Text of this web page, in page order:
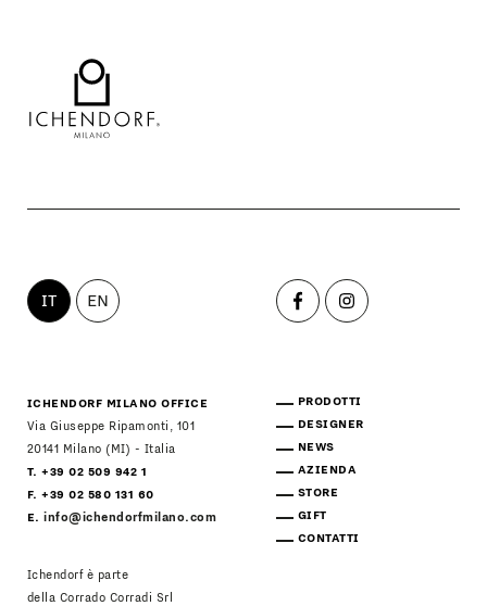
IT EN
ICHENDORF MILANO OFFICE
Via Giuseppe Ripamonti, 101
20141 Milano (MI) - Italia
T. +39 02 509 942 1
F. +39 02 580 131 60
E.info@ichendorfmilano.com
Ichendorf è parte
della Corrado Corradi Srl
PRODOTTI
DESIGNER
NEWS
AZIENDA
STORE
GIFT
CONTATTI